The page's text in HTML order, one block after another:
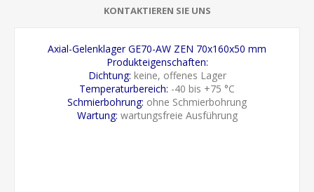
KONTAKTIEREN SIE UNS
Axial-Gelenklager GE70-AW ZEN 70x160x50 mm
Produkteigenschaften:
Dichtung: keine, offenes Lager
Temperaturbereich: -40 bis +75 °C
Schmierbohrung: ohne Schmierbohrung
Wartung: wartungsfreie Ausführung